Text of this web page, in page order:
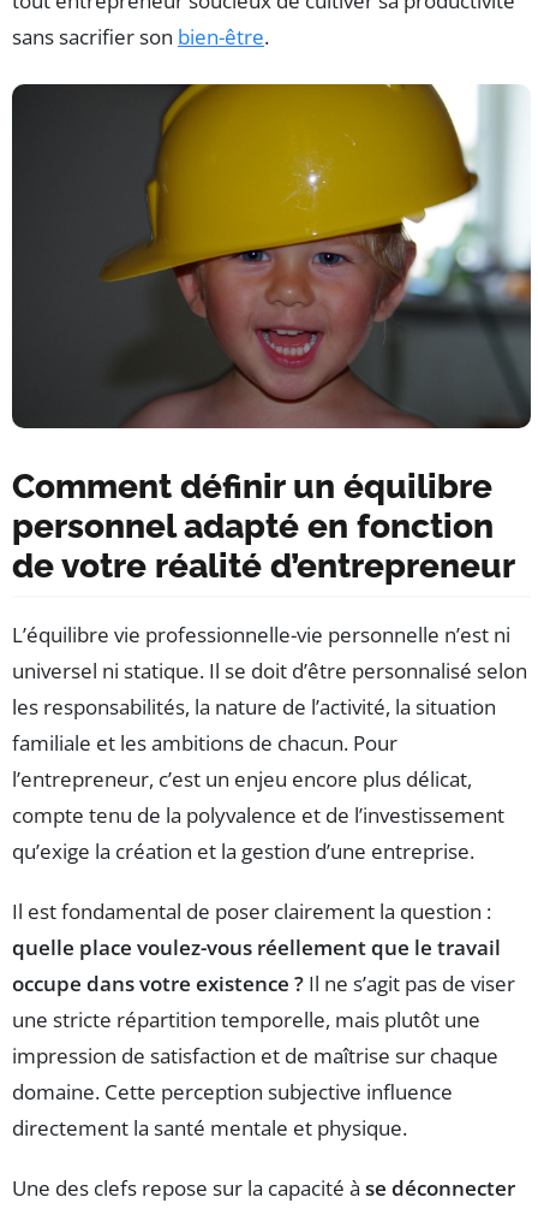
sans sacrifier son bien-être.
Comment définir un équilibre
personnel adapté en fonction
de votre réalité d’entrepreneur
L’équilibre vie professionnelle-vie personnelle n’est ni
universel ni statique. Il se doit d’être personnalisé selon
les responsabilités, la nature de l’activité, la situation
familiale et les ambitions de chacun. Pour
l’entrepreneur, c’est un enjeu encore plus délicat,
compte tenu de la polyvalence et de l’investissement
qu’exige la création et la gestion d’une entreprise.
Il est fondamental de poser clairement la question :
quelle place voulez-vous réellement que le travail
occupe dans votre existence ? Il ne s’agit pas de viser
une stricte répartition temporelle, mais plutôt une
impression de satisfaction et de maîtrise sur chaque
domaine. Cette perception subjective influence
directement la santé mentale et physique.
Une des clefs repose sur la capacité à se déconnecter